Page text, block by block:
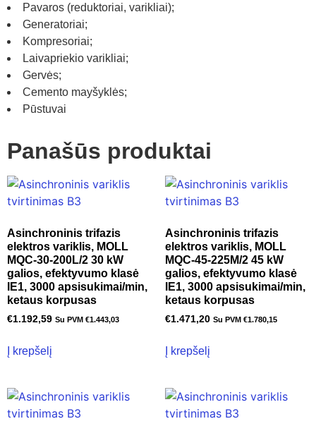
Pavaros (reduktoriai, varikliai);
Generatoriai;
Kompresoriai;
Laivapriekio varikliai;
Gervės;
Cemento mayšyklės;
Pūstuvai
Panašūs produktai
Asinchroninis trifazis
elektros variklis, MOLL
MQC-30-200L/2 30 kW
galios, efektyvumo klasė
IE1, 3000 apsisukimai/min,
ketaus korpusas
€1.192,59 Su PVM €1.443,03
Į krepšelį
Asinchroninis trifazis
elektros variklis, MOLL
MQC-45-225M/2 45 kW
galios, efektyvumo klasė
IE1, 3000 apsisukimai/min,
ketaus korpusas
€1.471,20 Su PVM €1.780,15
Į krepšelį